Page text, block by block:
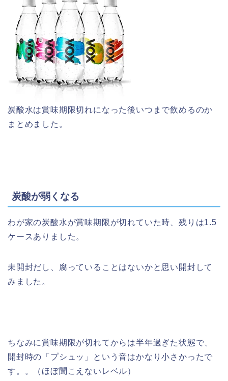
炭酸水は賞味期限切れになった後いつまで飲めるのか
まとめました。
炭酸が弱くなる
わが家の炭酸水が賞味期限が切れていた時、残りは1.5
ケースありました。
未開封だし、腐っていることはないかと思い開封して
みました。
ちなみに賞味期限が切れてからは半年過ぎた状態で、
開封時の「プシュッ」という音はかなり小さかったで
す。。（ほぼ聞こえないレベル）